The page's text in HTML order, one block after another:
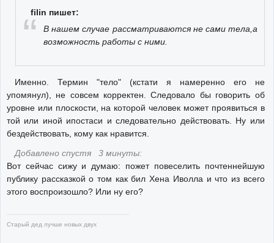
filin пишет:
В нашем случае рассматриваются не сами тела,а
возможность работы с ними.
Именно. Термин "тело" (кстати я намеренно его не
упомянул), не совсем корректен. Следовало бы говорить об
уровне или плоскости, на которой человек может проявиться в
той или иной ипостаси и следовательно действовать. Ну или
бездействовать, кому как нравится.
Добавлено спустя 3 минуты:
Вот сейчас сижу и думаю: пожет повеселить почтеннейшую
публику рассказкой о том как бил Хена Иволла и что из всего
этого воспроизошло? Или ну его?
Старый дед лучше новых двух